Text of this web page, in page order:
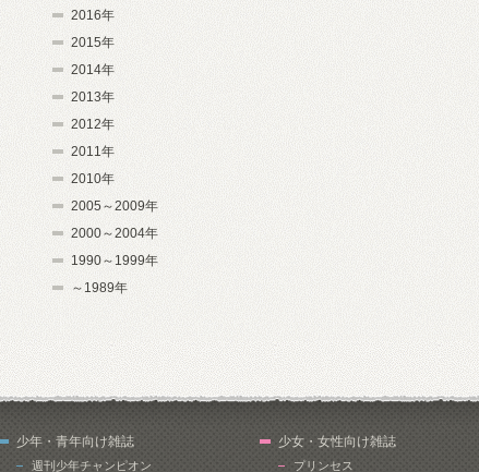
2016年
2015年
2014年
2013年
2012年
2011年
2010年
2005～2009年
2000～2004年
1990～1999年
～1989年
少年・青年向け雑誌
週刊少年チャンピオン
少女・女性向け雑誌
プリンセス